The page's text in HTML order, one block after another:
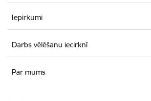
Iepirkumi
Darbs vēlēšanu iecirknī
Par mums